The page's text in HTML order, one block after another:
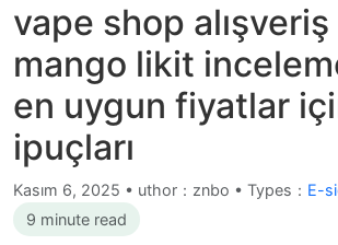
vape shop
mango likit
en uygun fiyatlar
ipuçları
Kasım 6, 2025 • uthor：znbo • Types： E-
9 minute read